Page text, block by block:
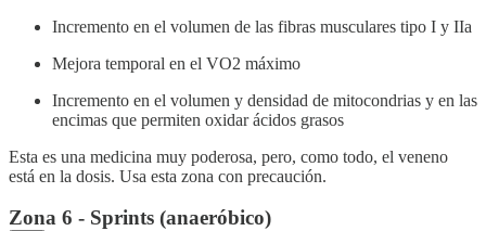
Incremento en el volumen de las fibras musculares tipo I y IIa
Mejora temporal en el VO2 máximo
Incremento en el volumen y densidad de mitocondrias y en las
encimas que permiten oxidar ácidos grasos
Esta es una medicina muy poderosa, pero, como todo, el veneno
está en la dosis. Usa esta zona con precaución.
Zona 6 - Sprints (anaeróbico)